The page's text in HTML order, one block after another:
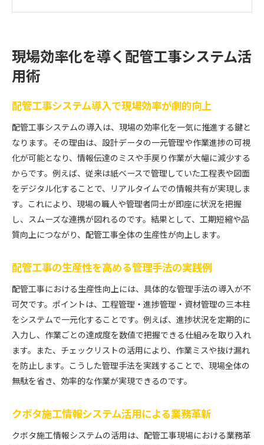
最新配管管理システムで施工品質が安定する理由
配管工事における最新システムの実力とは
GX管施工方法と最新技術の現場でのメリット
配管管理システムの導入でミスを削減する方法
水道工事アプリ活用が現場運営に与える影響
配管工事システムの比較で見える最適な選択肢
効率アップなら配管工事システムの導入を
配管工事現場で求められるシステム導入のポイン
ト
施工管理システム活用で作業効率が大幅向上
配管工事費用の適正化に繋がる工夫とは
現場スタッフが実感する配管工事システムの利便
性
配管工事システムの進化が現場にもたらす恩恵
最新配管工事管理システムでできること
クボタ施工管理の現場活用で得られるメリット
配管工事の仕事環境がシステムでどう変わるか
現場効率化に役立つ配管工事アプリの選定基準
現場効率化を導く配管工事システム活
用術
配管工事システム導入で現場効率が劇的向上
配管工事システムの導入は、現場の効率化を一気に推進する鍵と
なります。その理由は、設計データの一元管理や作業進捗の可視
化が可能となり、情報伝達のミスや手戻り作業が大幅に減少する
からです。例えば、従来は紙ベースで管理していた工程表や図面
をデジタル化することで、リアルタイムでの情報共有が実現しま
す。これにより、現場の職人や管理者同士が即座に状況を把握
し、スムーズな連携が図れるのです。結果として、工期短縮や品
質向上につながり、配管工事全体の生産性が向上します。
配管工事の生産性を高める管理手法の実践例
配管工事における生産性向上には、具体的な管理手法の導入が不
可欠です。ポイントは、工程管理・進捗管理・資材管理の三本柱
をシステムで一元化することです。例えば、進捗状況を定期的に
入力し、作業ごとの達成度を数値で把握できる仕組みを取り入れ
ます。また、チェックリストの活用により、作業ミスや抜け漏れ
を防止します。こうした管理手法を実践することで、現場全体の
無駄を省き、効率的な作業が実現できるのです。
クボタ施工情報システム活用による業務革新
クボタ施工情報システムの活用は、配管工事現場における業務革